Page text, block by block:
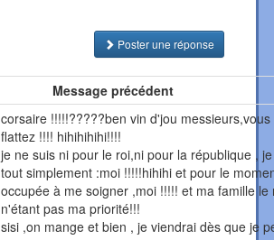
Poster une réponse
Message précédent
corsaire !!!!!?????ben vin d'jou messieurs,vous
flattez !!!! hihihihihi!!!!
je ne suis ni pour le roi,ni pour la république ,
tout simplement :moi !!!!!hihihi et pour le
occupée à me soigner ,moi !!!!! et ma famille le
n'étant pas ma priorité!!!
sisi ,on mange et bien , je viendrai dès que je